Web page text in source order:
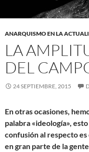
ANARQUISMO EN LA
LA
DEL
24 SEPTIEMBRE, 2015
En otras ocasiones,
palabra «ideología»,
confusión al respecto
en gran parte de la